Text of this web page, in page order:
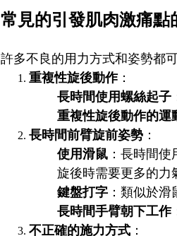
常見的引發肌肉激痛
許多不良的用力方式和姿勢都
重複性旋後動作：
長時間使用螺絲起子
重複性旋後動作的運
長時間前臂旋前姿勢 ：
使用滑鼠 ：長時間
旋後時需要更多的力
鍵盤打字 ：類似於
長時間手臂朝下工作
不正確的施力方式 ：